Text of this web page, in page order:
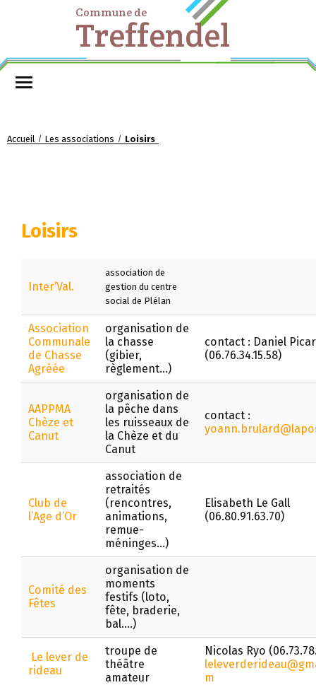
Commune de
Treffendel
Accueil / Les associations / Loisirs
Loisirs
Inter’Val.
association de
gestion du centre
social de Plélan
Association
Communale
de Chasse
Agréée
organisation de
la chasse
(gibier,
règlement…)
contact : Daniel
(06.76.34.15.58)
AAPPMA
Chèze et
Canut
organisation de
la pêche dans
les ruisseaux de
la Chèze et du
Canut
contact :
Club de
l’Age d’Or
association de
retraités
(rencontres,
animations,
remue-
méninges…)
Elisabeth Le Gall
(06.80.91.63.70)
Comité des
Fêtes
organisation de
moments
festifs (loto,
fête, braderie,
bal….)
Le lever de
rideau
troupe de
théâtre
amateur
Nicolas Ryo
m